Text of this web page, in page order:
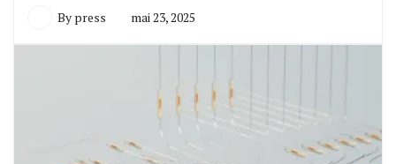
By press mai 23, 2025